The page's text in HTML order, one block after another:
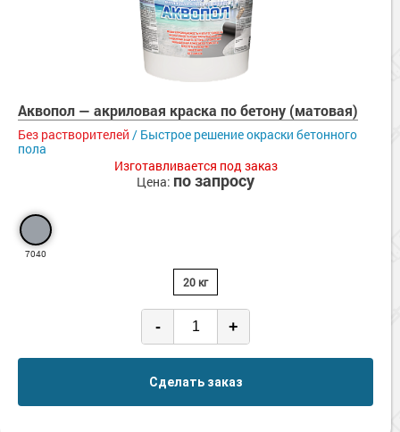
Аквопол — акриловая краска по бетону (матовая)
Без растворителей / Быстрое решение окраски бетонного
пола
Изготавливается под заказ
Цена: по запросу
7040
20 кг
- +
Сделать заказ